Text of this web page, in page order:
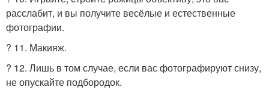
расслабит, и вы получите весёлые и естественные
фотографии.
? 11. Макияж.
? 12. Лишь в том случае, если вас фотографируют снизу,
не опускайте подбородок.